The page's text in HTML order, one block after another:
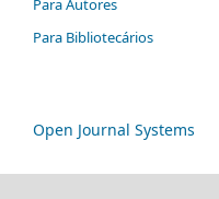
Para Bibliotecários
Open Journal Systems